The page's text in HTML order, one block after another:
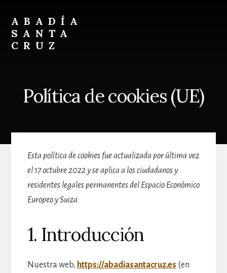
content
footer
ABADÍA
SANTA
CRUZ
Política de cookies (UE)
Esta política de cookies fue actualizada por última vez
el 17 octubre 2022 y se aplica a los ciudadanos y
residentes legales permanentes del Espacio Económico
Europeo y Suiza.
1. Introducción
Nuestra web, https://abadiasantacruz.es (en